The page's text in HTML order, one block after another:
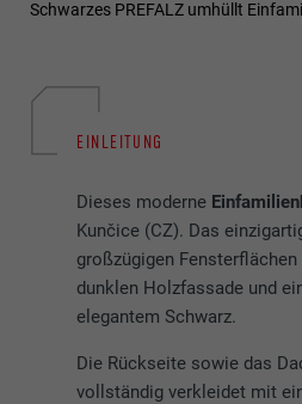
Schwarzes PREFALZ umhüllt
EINLEITUNG
Dieses moderne
Kunčice (CZ). Das
großzügigen
dunklen Holzfassade und
elegantem Schwarz.
Die Rückseite sowie das
vollständig verkleidet mit